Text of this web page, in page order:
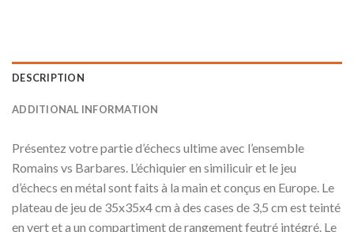
DESCRIPTION
ADDITIONAL INFORMATION
Présentez votre partie d’échecs ultime avec l’ensemble
Romains vs Barbares. L’échiquier en similicuir et le jeu
d’échecs en métal sont faits à la main et conçus en Europe. Le
plateau de jeu de 35x35x4 cm à des cases de 3,5 cm est teinté
en vert et a un compartiment de rangement feutré intégré. Le